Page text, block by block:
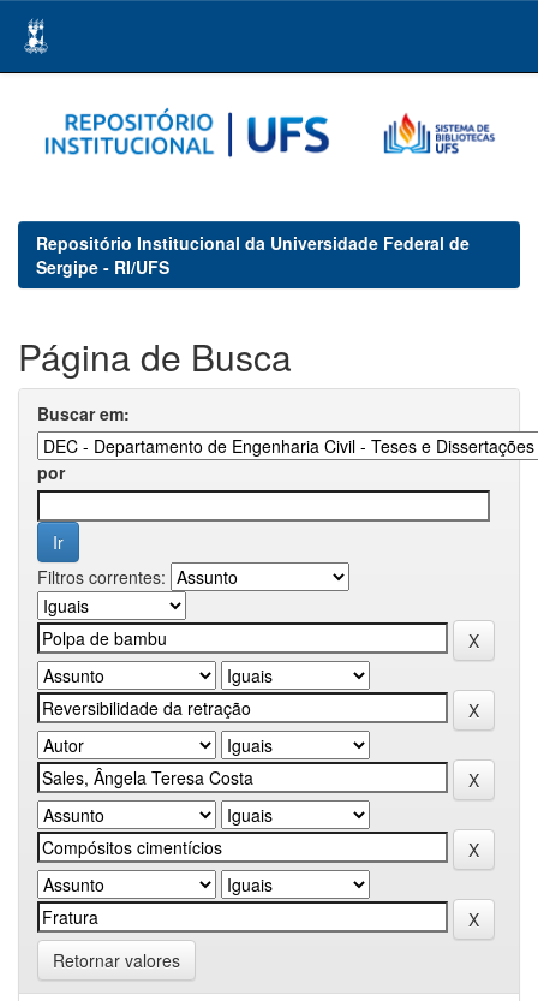
navigation
Repositório Institucional da Universidade Federal de
Sergipe - RI/UFS
Página de Busca
Buscar em:
por
Filtros correntes:
Retornar valores